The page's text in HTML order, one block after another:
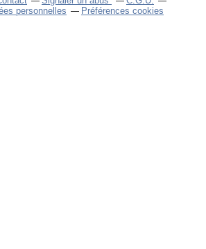
personnelles
Préférences cookies